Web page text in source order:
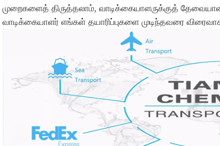
முறைகளைத் திருத்தலாம், வாடிக்கையாளருக்குத்
வாடிக்கையாளர் எங்கள் தயாரிப்புகளை முடிந்தவரை